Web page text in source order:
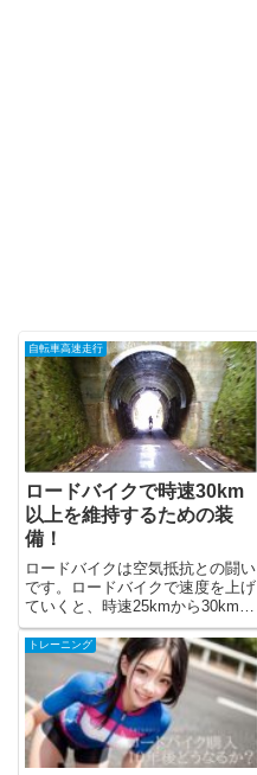
自転車高速走行
ロードバイクで時速30km
以上を維持するための装
備！
ロードバイクは空気抵抗との闘い
です。ロードバイクで速度を上げ
ていくと、時速25kmから30kmあ
たり...
トレーニング